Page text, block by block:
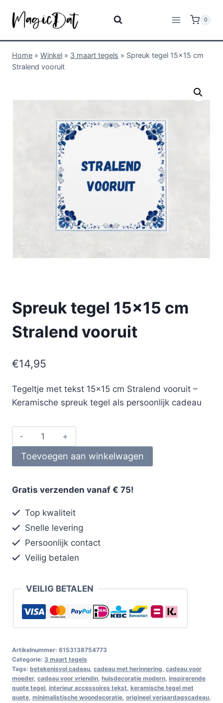
0
Home » Winkel » 3 maart tegels » Spreuk tegel 15×15 cm
Stralend vooruit
Spreuk tegel 15×15 cm
Stralend vooruit
€14,95
Tegeltje met tekst 15×15 cm Stralend vooruit –
Keramische spreuk tegel als persoonlijk cadeau
Toevoegen aan winkelwagen
Gratis verzenden vanaf € 75!
Top kwaliteit
Snelle levering
Persoonlijk contact
Veilig betalen
VEILIG BETALEN
Artikelnummer: 6153138754773
Categorie: 3 maart tegels
Tags: betekenisvol cadeau cadeau met herinnering cadeau voor
moeder, cadeau voor vriendin huisdecoratie modern inspirerende
quote tegel interieur accessoires tekst keramische tegel met
quote minimalistische woondecoratie origineel verjaardagscadeau